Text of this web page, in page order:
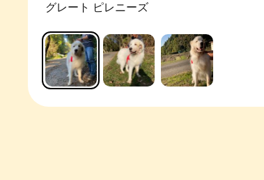
グレート ピレニーズ